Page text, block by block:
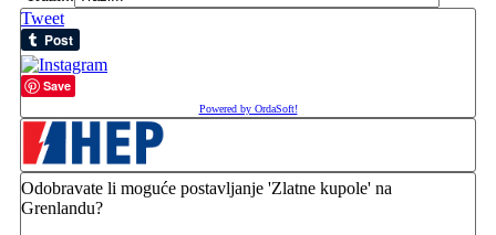
Tweet
Save
Powered by OrdaSoft!
Odobravate li moguće postavljanje 'Zlatne kupole' na
Grenlandu?